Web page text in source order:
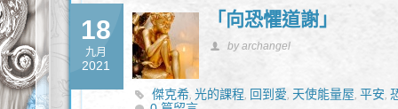
18
九月
2021
「向恐懼道謝」
by archangel
傑克希,光的課程, 回到愛, 天使能量屋,平安,